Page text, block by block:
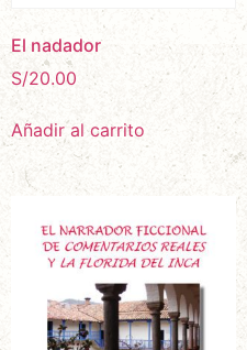
El nadador
S/20.00
Añadir al carrito